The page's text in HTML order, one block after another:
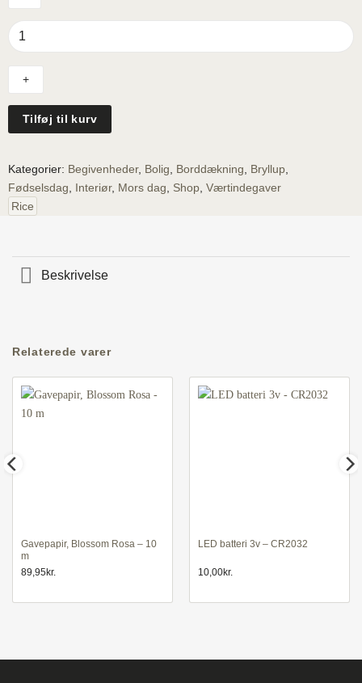
Rice
melamin
-
Paris
antal
Tilføj til kurv
Kategorier: Begivenheder, Bolig Borddækning Bryllup
Fødselsdag
Interiør, Mors dag Shop Værtindegaver
Rice
Beskrivelse
Relaterede varer
Gavepapir, Blossom Rosa – 10
m
89,95kr.
LED batteri 3v – CR2032
10,00kr.